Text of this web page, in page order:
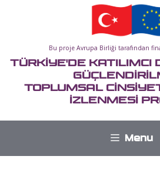
Bu proje Avrupa Birliği tarafından
TÜRKİYE'DE KATILIMCI
TOPLUMSAL
İZLENMESİ
Menu